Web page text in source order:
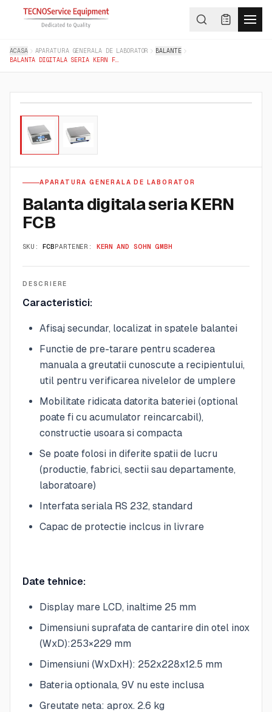
ACASA APARATURA GENERALA DE LABORATOR
BALANTE
APARATURA GENERALA DE LABORATOR
Balanta digitala seria KERN
FCB
SKU: FCBPARTENER: KERN AND SOHN GMBH
DESCRIERE
Caracteristici:
Afisaj secundar, localizat in spatele balantei
Functie de pre-tarare pentru scaderea
manuala a greutatii cunoscute a recipientului,
util pentru verificarea nivelelor de umplere
Mobilitate ridicata datorita bateriei (optional
poate fi cu acumulator reincarcabil),
constructie usoara si compacta
Se poate folosi in diferite spatii de lucru
(productie, fabrici, sectii sau departamente,
laboratoare)
Interfata seriala RS 232, standard
Capac de protectie inclcus in livrare
Date tehnice:
Display mare LCD, inaltime 25 mm
Dimensiuni suprafata de cantarire din otel inox
(WxD):253×229 mm
Dimensiuni (WxDxH): 252x228x12.5 mm
Bateria optionala, 9V nu este inclusa
Greutate neta: aprox. 2.6 kg